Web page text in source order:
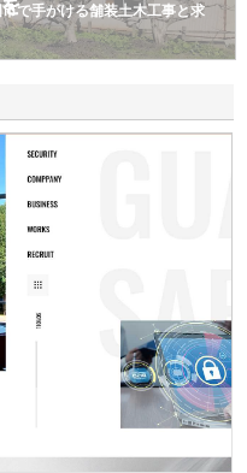
で手がける舗装土木工事と求